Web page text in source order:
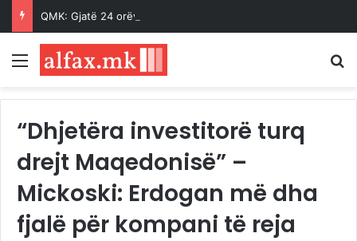
Menu
“Dhjetëra investitorë turq
drejt Maqedonisë” –
Mickoski: Erdogan më dha
fjalë për kompani të reja